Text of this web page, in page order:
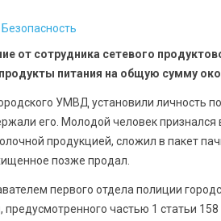
Безопасность
от сотрудника сетевого
питания на общую сумму
УМВД установили личность
его. Молодой человек признался
продукцией, сложил в пакет
позже продал.
первого отдела полиции
частью 1 статьи